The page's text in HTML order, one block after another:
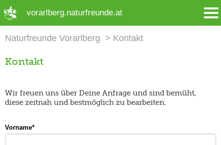
vorarlberg.naturfreunde.at
Naturfreunde Vorarlberg Kontakt
Kontakt
Wir freuen uns über Deine Anfrage und sind bemüht,
diese zeitnah und bestmöglich zu bearbeiten.
Vorname*